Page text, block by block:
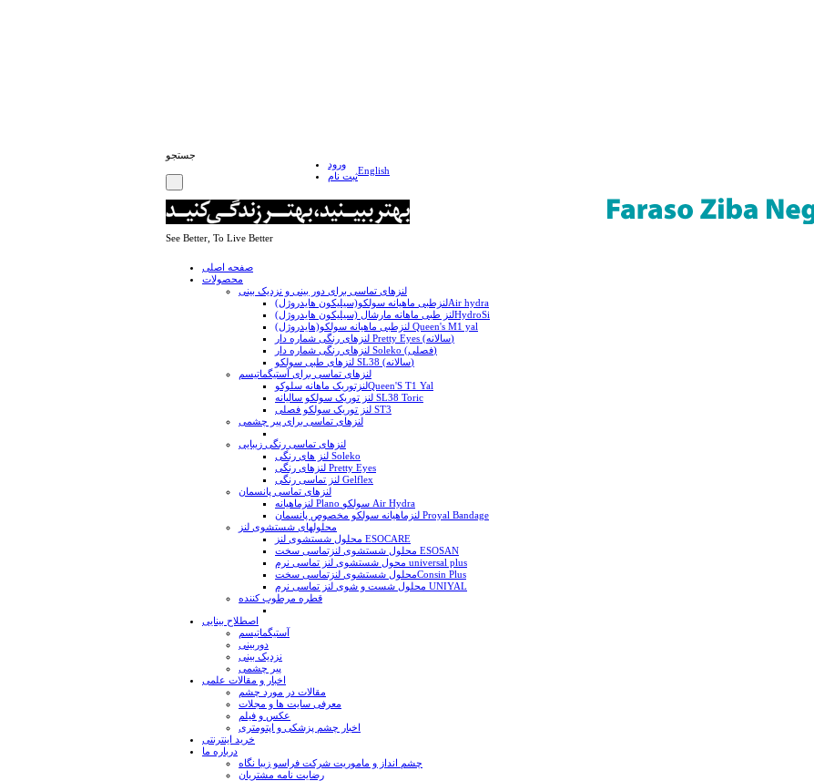
جستجو
ورود
ثبت نامEnglish
See Better, To Live Better
صفحه اصلی
محصولات
لنزهای تماسی برای دور بینی و نزدیک بینی
لنزطبی ماهیانه سولکو(سیلیکون هایدروژل)Air hydra
لنز طبی ماهانه مارشال (سیلیکون هایدروژل)HydroSi
لنزطبی ماهیانه سولکو(هایدروژل) Queen's M1 yal
لنزهای رنگی شماره دار Pretty Eyes (سالانه)
لنزهای رنگی شماره دار Soleko (فصلی)
لنزهای طبی سولکو SL38 (سالانه)
لنزهای تماسی برای آستیگماتیسم
لنزتوریک ماهانه سلوکوQueen'S T1 Yal
لنز توریک سولکو سالیانه SL38 Toric
لنز توریک سولکو فصلی ST3
لنزهای تماسی برای پیر چشمی
لنزهای تماسی رنگی زیبایی
لنز های رنگی Soleko
لنزهای رنگی Pretty Eyes
لنز تماسی رنگی Gelflex
لنزهای تماسی پانسمان
لنزماهیانه Plano سولکو Air Hydra
لنزماهیانه سولکو مخصوص پانسمان Proyal Bandage
محلولهای شستشوی لنز
محلول شستشوی لنز ESOCARE
محلول شستشوی لنزتماسی سخت ESOSAN
محول شستشوی لنز تماسی نرم universal plus
محلول شستشوی لنزتماسی سختConsin Plus
محلول شست و شوی لنز تماسی نرم UNIYAL
قطره مرطوب کننده
اصطلاح بینایی
آستیگماتیسم
دوربینی
نزدیک بینی
پیر چشمی
اخبار و مقالات علمی
مقالات در مورد چشم
معرفی سایت ها و مجلات
عکس و فیلم
اخبار چشم پزشکی و اپتومتری
خرید اینترنتی
درباره ما
چشم انداز و ماموریت شرکت فراسو زیبا نگاه
رضایت نامه مشتریان